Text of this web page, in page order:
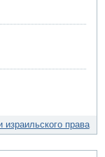
израильского права